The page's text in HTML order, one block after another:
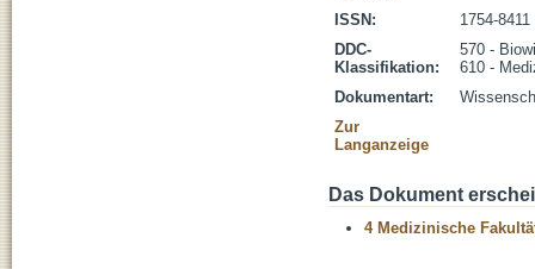
ISSN:
1754-8411
DDC-
Klassifikation:
570 -
610 -
Dokumentart:
Zur
Langanzeige
Das Dokument
4 Medizinische